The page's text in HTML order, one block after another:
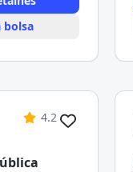
bolsa
4.2